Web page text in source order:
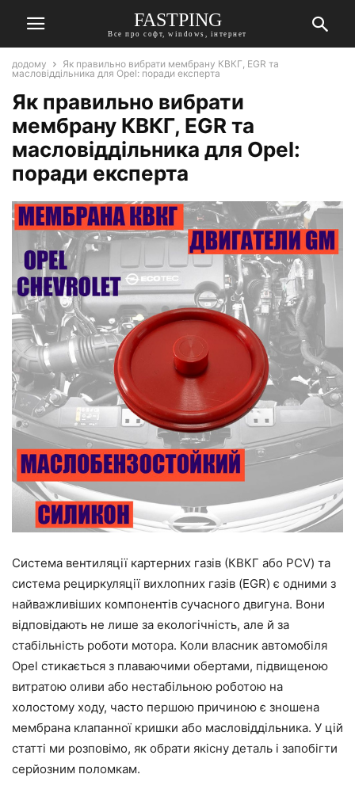
FASTPING
Все про софт, windows, інтернет
додому
Як правильно вибрати мембрану КВКГ, EGR та
масловіддільника для Opel: поради експерта
Як правильно вибрати
мембрану КВКГ, EGR та
масловіддільника для Opel:
поради експерта
Система вентиляції картерних газів (КВКГ або PCV) та
система рециркуляції вихлопних газів (EGR) є одними з
найважливіших компонентів сучасного двигуна. Вони
відповідають не лише за екологічність, але й за
стабільність роботи мотора. Коли власник автомобіля
Opel стикається з плаваючими обертами, підвищеною
витратою оливи або нестабільною роботою на
холостому ходу, часто першою причиною є зношена
мембрана клапанної кришки або масловіддільника. У цій
статті ми розповімо, як обрати якісну деталь і запобігти
серйозним поломкам.